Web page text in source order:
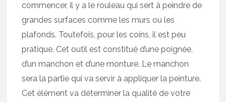
commencer, il y a le rouleau qui sert à peindre de
grandes surfaces comme les murs ou les
plafonds. Toutefois, pour les coins, il est peu
pratique. Cet outil est constitué d’une poignée,
d’un manchon et d’une monture. Le manchon
sera la partie qui va servir à appliquer la peinture.
Cet élément va déterminer la qualité de votre